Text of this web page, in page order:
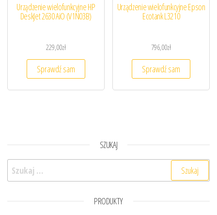
Urządzenie wielofunkcyjne HP
DeskJet 2630 AiO (V1N03B)
229,00zł
Sprawdź sam
Urządzenie wielofunkcyjne Epson
Ecotank L3210
796,00zł
Sprawdź sam
SZUKAJ
Szukaj:
PRODUKTY